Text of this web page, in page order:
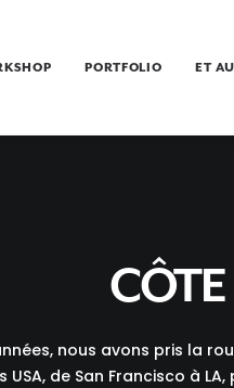
PORTFOLIO ET
nous avons pris la
USA, de San Francisco à